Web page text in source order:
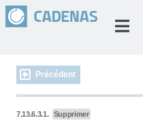
Précédent
7.13.6.3.1. Supprimer